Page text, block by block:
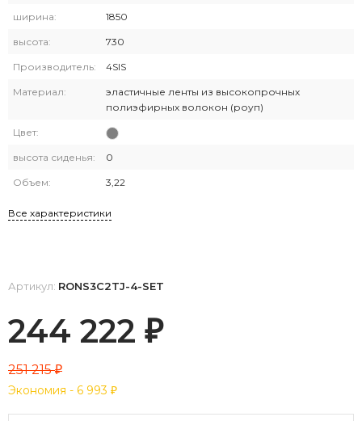
ширина: 1850
высота: 730
Производитель: 4SIS
Материал:
эластичные ленты из высокопрочных
полиэфирных волокон (роуп)
Цвет:
высота сиденья: 0
Объем: 3,22
Все характеристики
Артикул: RONS3C2TJ-4-SET
244 222 ₽
251 215₽
Экономия - 6 993 ₽